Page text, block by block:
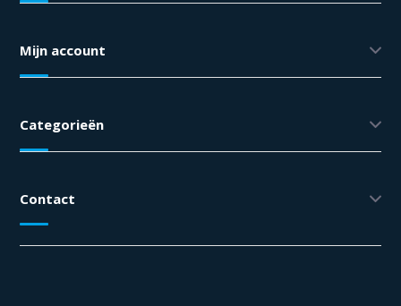
Mijn account
Categorieën
Contact